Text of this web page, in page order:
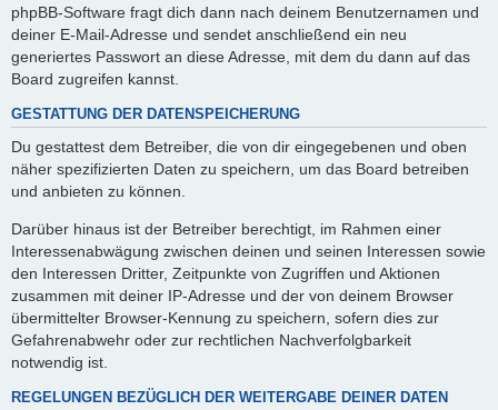
phpBB-Software fragt dich dann nach deinem Benutzernamen und
deiner E-Mail-Adresse und sendet anschließend ein neu
generiertes Passwort an diese Adresse, mit dem du dann auf das
Board zugreifen kannst.
GESTATTUNG DER DATENSPEICHERUNG
Du gestattest dem Betreiber, die von dir eingegebenen und oben
näher spezifizierten Daten zu speichern, um das Board betreiben
und anbieten zu können.
Darüber hinaus ist der Betreiber berechtigt, im Rahmen einer
Interessenabwägung zwischen deinen und seinen Interessen sowie
den Interessen Dritter, Zeitpunkte von Zugriffen und Aktionen
zusammen mit deiner IP-Adresse und der von deinem Browser
übermittelter Browser-Kennung zu speichern, sofern dies zur
Gefahrenabwehr oder zur rechtlichen Nachverfolgbarkeit
notwendig ist.
REGELUNGEN BEZÜGLICH DER WEITERGABE DEINER DATEN